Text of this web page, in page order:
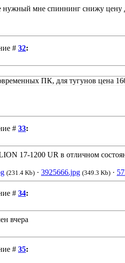
нужный мне спиннинг снижу цену
# 32:
ПК, для тугунов цена
# 33:
17-1200 UR в отличном
(231.4 Kb) · 3925666.jpg (349.3 Kb) ·
# 34:
вчера
# 35: